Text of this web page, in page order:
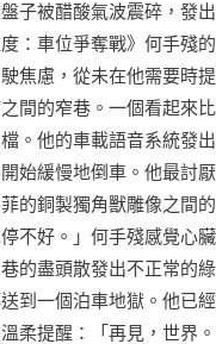
子被醋酸氣波震碎，發
：車位爭奪戰》何手殘
焦慮，從未在他需要時
間的窄巷。一個看起來
。他的車載語音系統發
始緩慢地倒車。他最討
的銅製獨角獸雕像之間
不好。」何手殘感覺心
的盡頭散發出不正常的
到一個泊車地獄。他已
柔提醒：「再見，世界